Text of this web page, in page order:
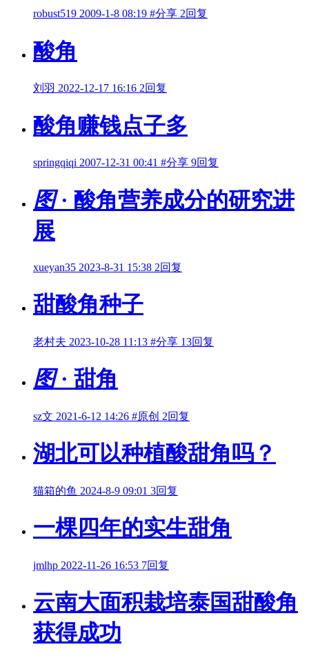
robust519 2009-1-8 08:19 #分享 2回复
酸角
刘羽 2022-12-17 16:16 2回复
酸角赚钱点子多
springqiqi 2007-12-31 00:41 #分享 9回复
图· 酸角营养成分的研究进
展
xueyan35 2023-8-31 15:38 2回复
甜酸角种子
老村夫 2023-10-28 11:13 #分享 13回复
图· 甜角
sz文 2021-6-12 14:26 #原创 2回复
湖北可以种植酸甜角吗？
猫箱的鱼 2024-8-9 09:01 3回复
一棵四年的实生甜角
jmlhp 2022-11-26 16:53 7回复
云南大面积栽培泰国甜酸角
获得成功